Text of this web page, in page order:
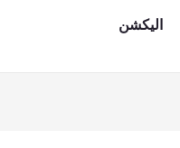
الیکشن